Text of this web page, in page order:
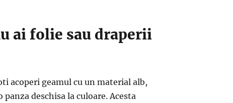
ai folie sau draperii
acoperi geamul cu un material alb,
panza deschisa la culoare. Acesta